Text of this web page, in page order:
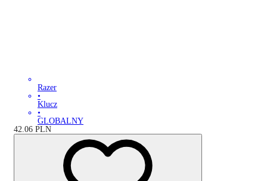
Razer
•
Klucz
•
GLOBALNY
42.06 PLN